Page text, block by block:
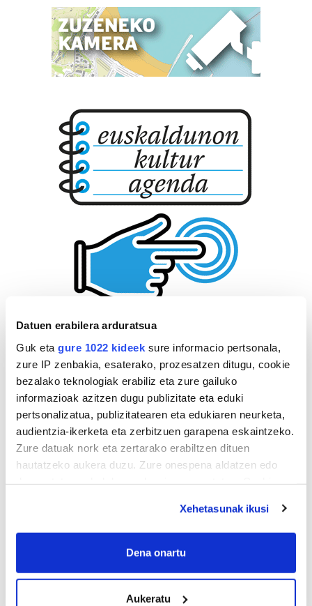
Datuen erabilera arduratsua
Guk eta gure 1022 kideek sure informacio pertsonala,
zure IP zenbakia, esaterako, prozesatzen ditugu, cookie
bezalako teknologiak erabiliz eta zure gailuko
informazioak azitzen dugu publizitate eta eduki
pertsonalizatua, publizitatearen eta edukiaren neurketa,
audientzia-ikerketa eta zerbitzuen garapena eskaintzeko.
Zure datuak nork eta zertarako erabiltzen dituen
hautatzeko aukera duzu. Zure onespena aldatzen edo
If you allow, we would also like to:
Collect information about your geographical
meters
Identify your device by actively scanning it for
Xehetasunak ikusi
Dena onartu
Aukeratu